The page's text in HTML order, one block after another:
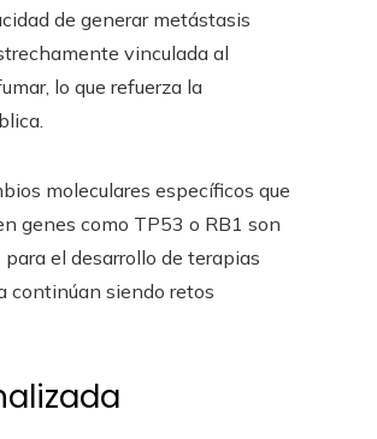
de generar metástasis
vinculada al
lo que refuerza la
moleculares específicos que
genes como TP53 o RB1 son
el desarrollo de terapias
continúan siendo retos